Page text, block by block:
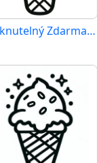
Tisknutelný Zdarma Zmrzlina